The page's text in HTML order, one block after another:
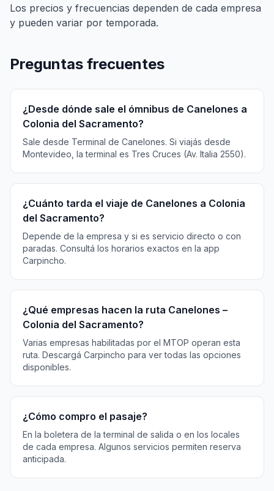
Los precios y frecuencias dependen de cada empresa
y pueden variar por temporada.
Preguntas frecuentes
¿Desde dónde sale el ómnibus de Canelones a
Colonia del Sacramento?
Sale desde Terminal de Canelones. Si viajás desde
Montevideo, la terminal es Tres Cruces (Av. Italia 2550).
¿Cuánto tarda el viaje de Canelones a Colonia
del Sacramento?
Depende de la empresa y si es servicio directo o con
paradas. Consultá los horarios exactos en la app
Carpincho.
¿Qué empresas hacen la ruta Canelones –
Colonia del Sacramento?
Varias empresas habilitadas por el MTOP operan esta
ruta. Descargá Carpincho para ver todas las opciones
disponibles.
¿Cómo compro el pasaje?
En la boletera de la terminal de salida o en los locales
de cada empresa. Algunos servicios permiten reserva
anticipada.